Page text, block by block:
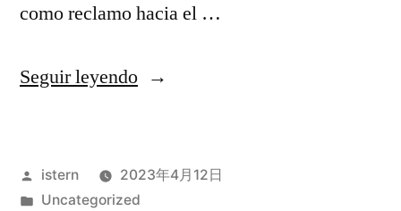
como reclamo hacia el …
Seguir leyendo«camiseta
chilena»
Publicado
por
istern
2023年4月12日
Publicado
Uncategorized